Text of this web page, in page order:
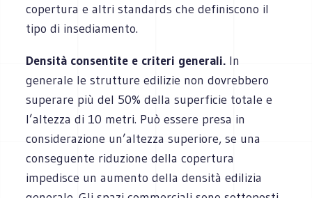
copertura e altri standards che definiscono il
tipo di insediamento.
Densità consentite e criteri generali. In
generale le strutture edilizie non dovrebbero
superare più del 50% della superficie totale e
l’altezza di 10 metri. Può essere presa in
considerazione un’altezza superiore, se una
conseguente riduzione della copertura
impedisce un aumento della densità edilizia